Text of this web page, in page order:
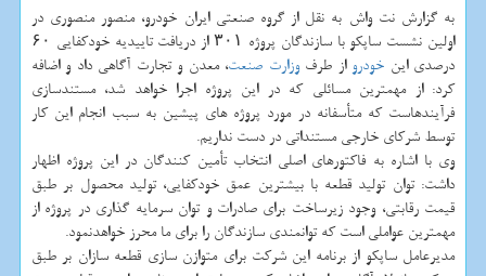
به گزارش نت واش به نقل از گروه صنعتی ایران خودرو، منصور منصوری در
اولین نشست ساپكو با سازندگان پروژه ۳۰۱ از دریافت تاییدیه خودكفایی ۶۰
درصدی این خودرو از طرفوزارت صنعت، معدن و تجارت آگاهی داد و اضافه
كرد: از مهمترین مسائلی كه در این پروژه اجرا خواهد شد، مستندسازی
فرآیندهاست كه متأسفانه در مورد پروژه های پیشین به سبب انجام این كار
توسط شركای خارجی مستنداتی در دست نداریم.
وی با اشاره به فاكتورهای اصلی انتخاب تأمین كنندگان در این پروژه اظهار
داشت: توان تولید قطعه با بیشترین عمق خودكفایی، تولید محصول بر طبق
قیمت رقابتی، وجود زیرساخت برای صادرات و توان سرمایه گذاری در پروژه از
مهمترین عواملی است كه توانمندی سازندگان را برای ما محرز خواهدنمود.
مدیرعامل ساپكو از برنامه این شركت برای متوازن سازی قطعه سازان بر طبق